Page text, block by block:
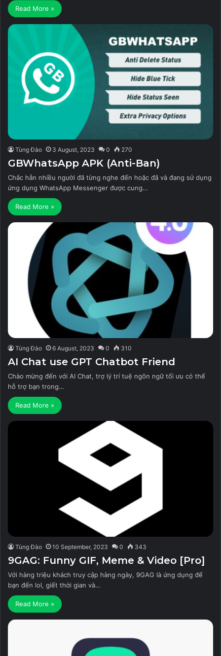
Read More »
Tùng Đào 3 August, 2023 0 270
GBWhatsApp APK (Anti-Ban)
Chắc hẳn nhiều người đã từng nghe đến hoặc đã và đang sử dụng
ứng dụng WhatsApp Messenger được cung…
Read More »
Tùng Đào 6 August, 2023 0 310
AI Chat use GPT Chatbot Friend
Chào mừng đến với AI Chat, trợ lý trí tuệ ngôn ngữ tối ưu có thể
hỗ trợ bạn trong…
Read More »
Tùng Đào 10 September, 2023 0 343
9GAG: Funny GIF, Meme & Video [Pro]
Với hàng triệu khách truy cập hàng ngày, 9GAG là ứng dụng để
bạn đến lol, giết thời gian và…
Read More »